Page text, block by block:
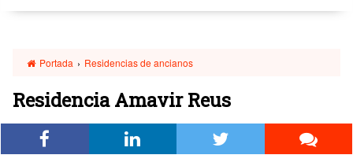
Portada › Residencias de ancianos
Residencia Amavir Reus